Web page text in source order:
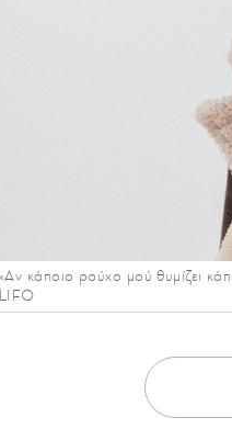
«Aν κάποιο ρούχο μού θυμίζει
LIFO